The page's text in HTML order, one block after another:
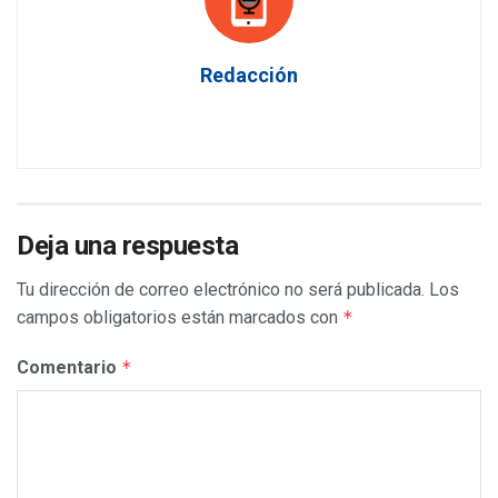
Redacción
Deja una respuesta
Tu dirección de correo electrónico no será publicada. Los
campos obligatorios están marcados con *
Comentario *